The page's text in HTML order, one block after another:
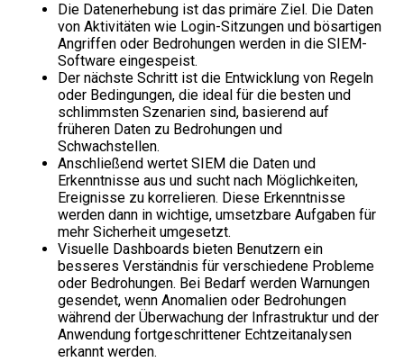
Die Datenerhebung ist das primäre Ziel. Die Daten
von Aktivitäten wie Login-Sitzungen und bösartigen
Angriffen oder Bedrohungen werden in die SIEM-
Software eingespeist.
Der nächste Schritt ist die Entwicklung von Regeln
oder Bedingungen, die ideal für die besten und
schlimmsten Szenarien sind, basierend auf
früheren Daten zu Bedrohungen und
Schwachstellen.
Anschließend wertet SIEM die Daten und
Erkenntnisse aus und sucht nach Möglichkeiten,
Ereignisse zu korrelieren. Diese Erkenntnisse
werden dann in wichtige, umsetzbare Aufgaben für
mehr Sicherheit umgesetzt.
Visuelle Dashboards bieten Benutzern ein
besseres Verständnis für verschiedene Probleme
oder Bedrohungen. Bei Bedarf werden Warnungen
gesendet, wenn Anomalien oder Bedrohungen
während der Überwachung der Infrastruktur und der
Anwendung fortgeschrittener Echtzeitanalysen
erkannt werden.